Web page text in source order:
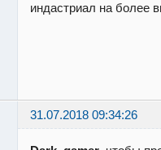
индастриал на более
31.07.2018 09:34:26